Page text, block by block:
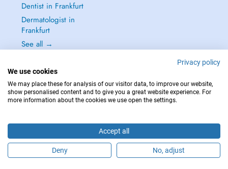
Schedule an appointment
Dentist in Frankfurt
Dermatologist in
Frankfurt
See all →
IN CASE OF EMERGENCIES, PLEASE CONTACT : 112
Privacy policy
We use cookies
We may place these for analysis of our visitor data, to improve our website,
show personalised content and to give you a great website experience. For
more information about the cookies we use open the settings.
Accept all
Deny No, adjust